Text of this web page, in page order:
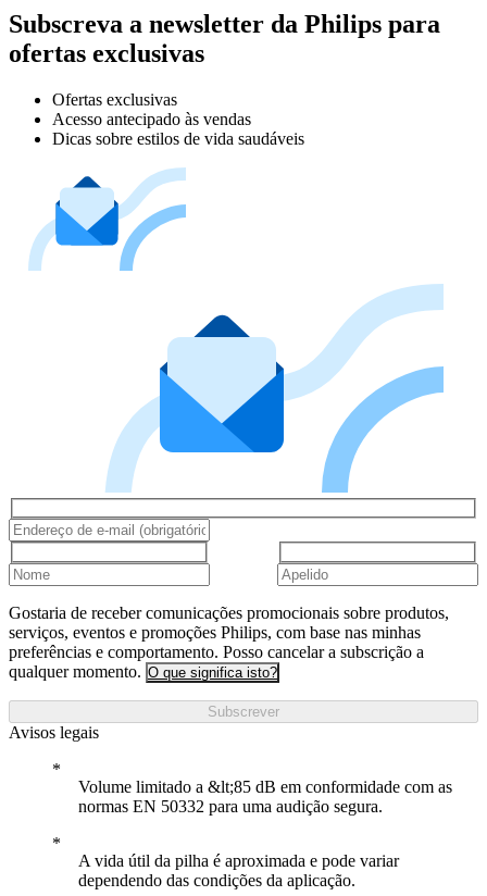
Subscreva a newsletter da Philips para
ofertas exclusivas
Ofertas exclusivas
Acesso antecipado às vendas
Dicas sobre estilos de vida saudáveis
Gostaria de receber comunicações promocionais sobre produtos,
serviços, eventos e promoções Philips, com base nas minhas
preferências e comportamento. Posso cancelar a subscrição a
qualquer momento. O que significa isto?
Subscrever
Avisos legais
Volume limitado a &lt;85 dB em conformidade com as
normas EN 50332 para uma audição segura.
A vida útil da pilha é aproximada e pode variar
dependendo das condições da aplicação.